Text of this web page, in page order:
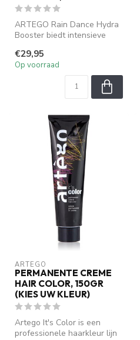
ARTEGO Rain Dance Hydra
Booster biedt intensieve
en...
€29,95
Op voorraad
ARTEGO
PERMANENTE CREME
HAIR COLOR, 150GR
(KIES UW KLEUR)
Artego It's Color is een
professionele haarkleur lijn